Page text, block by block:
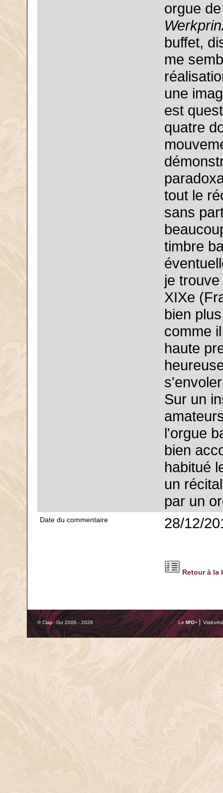
orgue
buffet,
me
une
est
quatre
tout le
sans
timbre
je
XIXe
bien
comme
haute
Sur un
l'orgue
bien
habitué
un
par un
Date du commentaire 28/12/
Retour à la
© Clap&Go 2006 - 2026 Le M'O+ ⎢